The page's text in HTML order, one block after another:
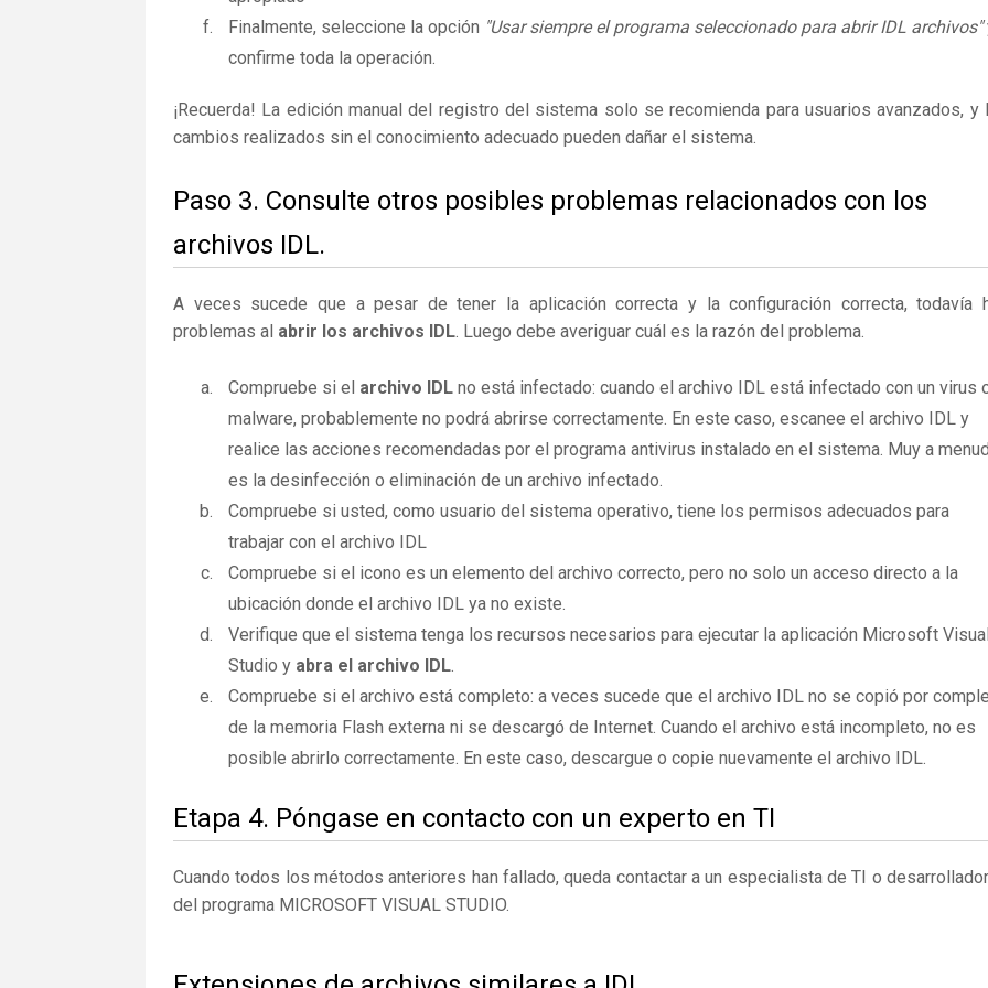
Finalmente, seleccione la opción "Usar siempre el programa seleccionado para abrir IDL archivos"
confirme toda la operación.
¡Recuerda! La edición manual del registro del sistema solo se recomienda para usuarios avanzados, y
cambios realizados sin el conocimiento adecuado pueden dañar el sistema.
Paso 3. Consulte otros posibles problemas relacionados con los
archivos IDL.
A veces sucede que a pesar de tener la aplicación correcta y la configuración correcta, todavía
problemas al abrir los archivos IDL. Luego debe averiguar cuál es la razón del problema.
Compruebe si el archivo IDL no está infectado: cuando el archivo IDL está infectado con un virus
malware, probablemente no podrá abrirse correctamente. En este caso, escanee el archivo IDL y
realice las acciones recomendadas por el programa antivirus instalado en el sistema. Muy a
es la desinfección o eliminación de un archivo infectado.
Compruebe si usted, como usuario del sistema operativo, tiene los permisos adecuados para
trabajar con el archivo IDL
Compruebe si el icono es un elemento del archivo correcto, pero no solo un acceso directo a la
ubicación donde el archivo IDL ya no existe.
Verifique que el sistema tenga los recursos necesarios para ejecutar la aplicación Microsoft Visual
Studio y abra el archivo IDL.
Compruebe si el archivo está completo: a veces sucede que el archivo IDL no se copió por
de la memoria Flash externa ni se descargó de Internet. Cuando el archivo está incompleto, no es
posible abrirlo correctamente. En este caso, descargue o copie nuevamente el archivo IDL.
Etapa 4. Póngase en contacto con un experto en TI
Cuando todos los métodos anteriores han fallado, queda contactar a un especialista de TI o
del programa MICROSOFT VISUAL STUDIO.